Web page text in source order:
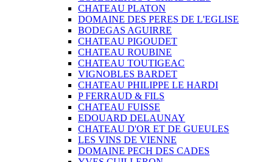
CHATEAU PLATON
DOMAINE DES PERES DE L'EGLISE
BODEGAS AGUIRRE
CHATEAU PIGOUDET
CHATEAU ROUBINE
CHATEAU TOUTIGEAC
VIGNOBLES BARDET
CHATEAU PHILIPPE LE HARDI
P FERRAUD & FILS
CHATEAU FUISSE
EDOUARD DELAUNAY
CHATEAU D'OR ET DE GUEULES
LES VINS DE VIENNE
DOMAINE PECH DES CADES